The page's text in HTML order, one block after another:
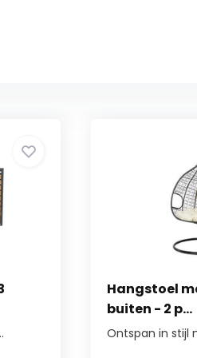
Hangstoel
buiten - 2 p...
Ontspan in stijl